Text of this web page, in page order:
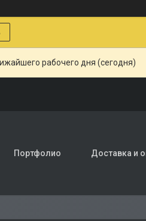
рабочего дня (сегодня)
Портфолио Доставка и